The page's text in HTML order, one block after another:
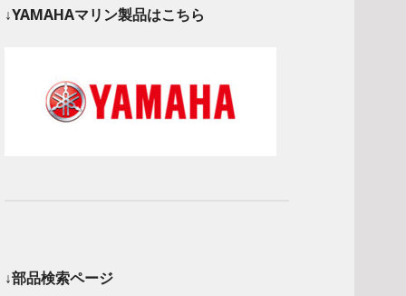
↓YAMAHAマリン製品はこちら
↓部品検索ページ